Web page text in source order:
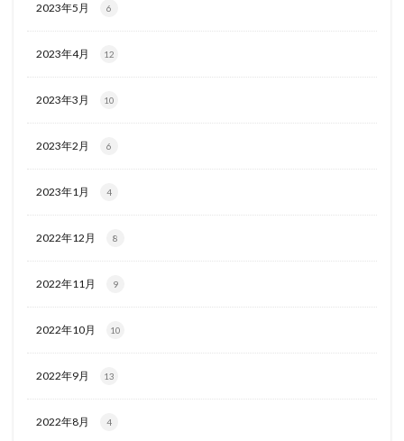
2023年5月 6
2023年4月 12
2023年3月 10
2023年2月 6
2023年1月 4
2022年12月 8
2022年11月 9
2022年10月 10
2022年9月 13
2022年8月 4